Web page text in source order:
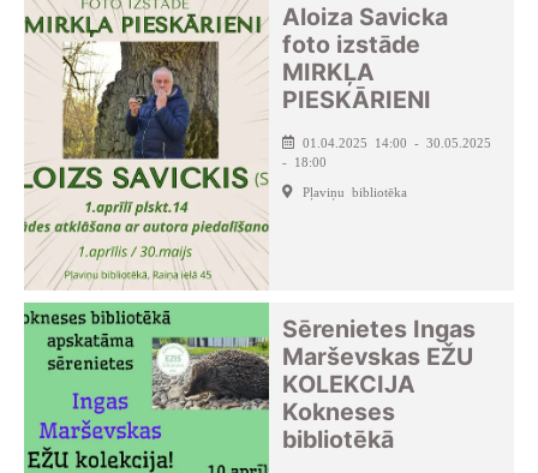
Aloiza Savicka
foto izstāde
MIRKĻA
PIESKĀRIENI
01.04.2025 14:00 - 30.05.2025
- 18:00
Pļaviņu bibliotēka
Sērenietes Ingas
Marševskas EŽU
KOLEKCIJA
Kokneses
bibliotēkā